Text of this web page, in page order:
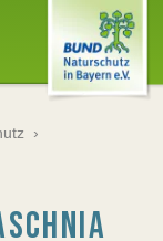
›